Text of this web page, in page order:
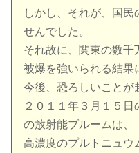
しかし、それが、国民
せんでした。
それ故に、関東の数千
被爆を強いられる結果
今後、恐ろしいことが
２０１１年３月１５
の放射能ブルームは、
高濃度のプルトニュウ